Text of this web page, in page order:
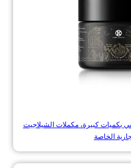
بكميات كبيرة، مكملات الشيلاجيت
الخاصة